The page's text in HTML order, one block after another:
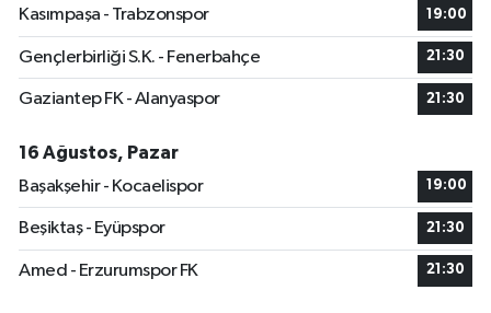
Kasımpaşa - Trabzonspor 19:00
Gençlerbirliği S.K. - Fenerbahçe 21:30
Gaziantep FK - Alanyaspor 21:30
16 Ağustos, Pazar
Başakşehir - Kocaelispor
19:00
Beşiktaş - Eyüpspor 21:30
Amed - Erzurumspor FK 21:30